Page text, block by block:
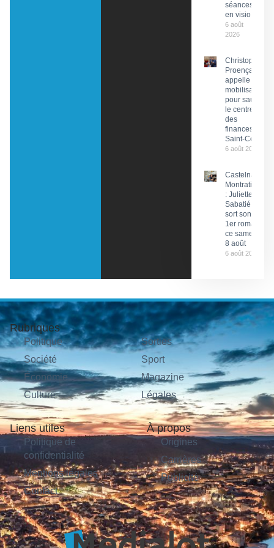
séances
en visio
6 août
2026
Christophe
Proença
appelle à la
mobilisation
pour sauver
le centre
des
finances de
Saint-Céré
6 août 2026
Castelnau-
Montratier
: Juliette
Sabatié
sort son
1er roman
ce samedi
8 août
6 août 2026
Rubriques
Politique
Société
Économie
Culture
Sorties
Sport
Magazine
Légales
Liens utiles
Politique de
confidentialité
Mentions légales
Contact
À propos
Origines
Carrières
Publicité